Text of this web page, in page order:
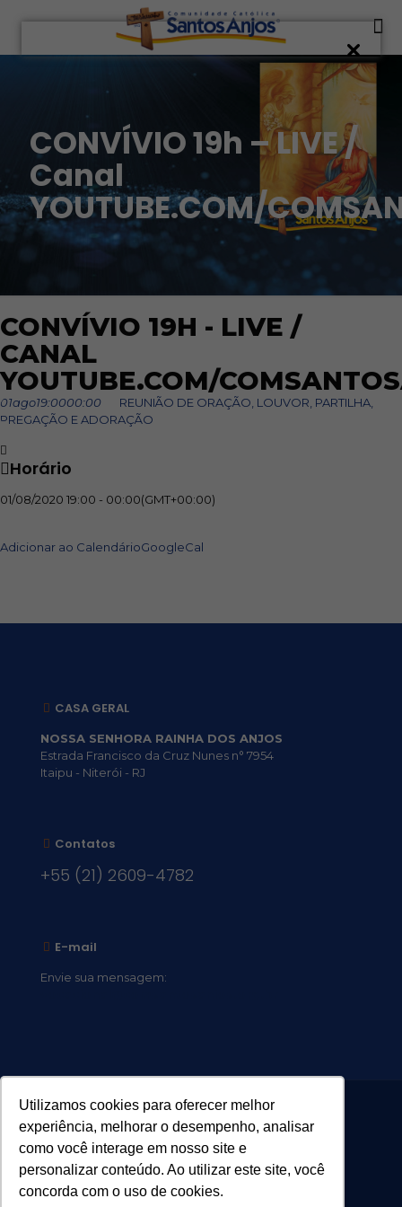
Utilizamos cookies para oferecer melhor
experiência, melhorar o desempenho, analisar
como você interage em nosso site e
personalizar conteúdo. Ao utilizar este site, você
concorda com o uso de cookies.
CONVÍVIO 19h – LIVE /
Canal
YOUTUBE.COM/
CONVÍVIO 19H - LIVE /
CANAL
YOUTUBE.COM/
01ago19:0000:00
REUNIÃO DE ORAÇÃO, LOUVOR, PARTILHA,
PREGAÇÃO E ADORAÇÃO
Horário
01/08/2020 19:00 - 00:00(GMT+00:00)
Adicionar ao CalendárioGoogleCal
CASA GERAL
NOSSA SENHORA RAINHA DOS ANJOS
Estrada Francisco da Cruz Nunes n° 7954
Itaipu - Niterói - RJ
Contatos
+55 (21) 2609-4782
E-mail
Envie sua mensagem: